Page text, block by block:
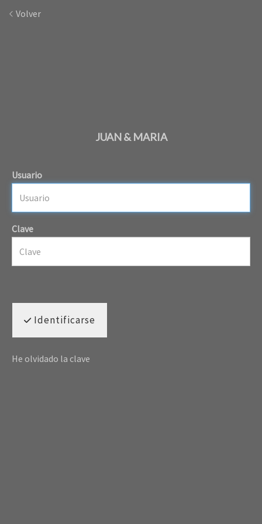
Volver
JUAN & MARIA
Usuario
Clave
Identificarse
He olvidado la clave